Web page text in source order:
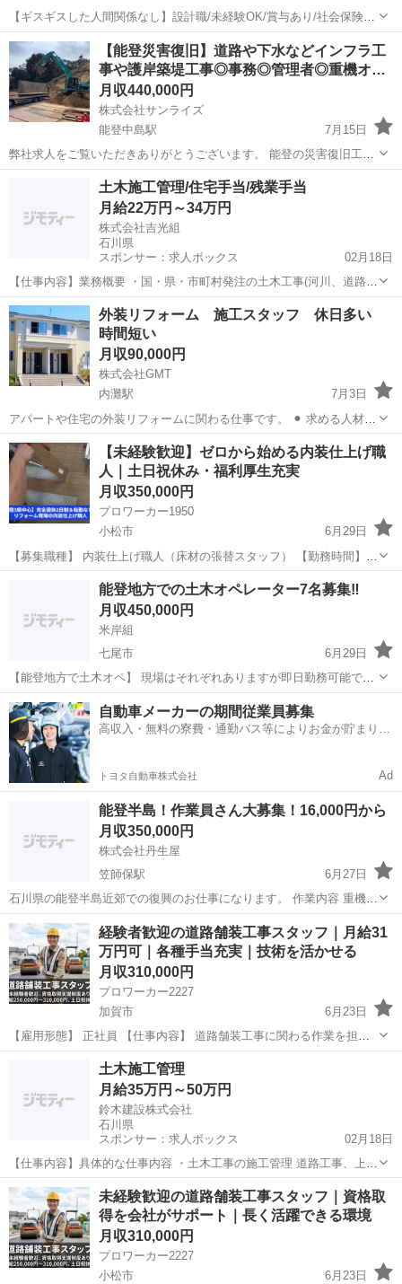
【ギスギスした人間関係なし】設計職/未経験OK/賞与あり/社会保険完
備/金沢市 【応募先企業名】株式会社サンコーすまいる 【雇用形態】
正社員 【職種】その他の建築・設備・土木・工事系 【応募資格】 ・
日本語ネイティブレベル...
石川 金沢市 その他 未経験
【能登災害復旧】道路や下水などインフラ工
事や護岸築堤工事◎事務◎管理者◎重機オ…
月収440,000円
株式会社サンライズ
能登中島駅
7月15日
弊社求人をご覧いただきありがとうございます。 能登の災害復旧工事
が多忙なため増員募集をします。 大型セルフトラックやダンプが好き
な方ぜひ仲間になって一緒に働きませんか。 土木工事、型枠、左官な
どさまざまな職種作業員を募集中で...
能登中島駅 その他
土木施工管理/住宅手当/残業手当
月給22万円～34万円
株式会社吉光組
石川県
スポンサー：求人ボックス
02月18日
【仕事内容】業務概要 ・国・県・市町村発注の土木工事(河川、道路、
橋りょう他)や災害復旧工事等の現場監督として、4大管理を行い、工
事がスムーズに進むように指揮系統を担当します。 具体的な仕事内容
・国・県・市町村発注の土木工事 └...
正社員
外装リフォーム 施工スタッフ 休日多い
時間短い
月収90,000円
株式会社GMT
内灘駅
7月3日
アパートや住宅の外装リフォームに関わる仕事です。 ​⚫︎ 求める人材
素直で明るい対応ができる方 常に学ぶ姿勢を持ち、自身の成長を前向
きに楽しめる方であれば、経験の有無は問いません。 未経験の方でも
安心してスタートできるよ...
石川 河北郡 内灘駅 その他
【未経験歓迎】ゼロから始める内装仕上げ職
人｜土日祝休み・福利厚生充実
月収350,000円
プロワーカー1950
小松市
6月29日
【募集職種】 内装仕上げ職人（床材の張替スタッフ） 【勤務時間】
8:00～17:00（実働7時間／休憩2時間） ※午前・午後で各30分、昼休
憩1時間 ※現場によっては15時や16時で終わることもあり、早く終
その他 未経験
能登地方での土木オペレーター7名募集‼️
月収450,000円
米岸組
七尾市
6月29日
【能登地方で土木オペ】 現場はそれぞれありますが即日勤務可能で
す。 宿舎あり。 単価18000〜20000（実力によって単価交渉可能） 前
借りなどの対応もしております。 緊急募集となりますので詳細につい
てはご連絡下さい！
石川 七尾市 その他
自動車メーカーの期間従業員募集
高収入・無料の寮費・通勤バス等によりお金が貯まりや
トヨタ自動車株式会社 Ad
能登半島！作業員さん大募集！16,000円から
月収350,000円
株式会社丹生屋
笠師保駅
6月27日
石川県の能登半島近郊での復興のお仕事になります。 作業内容 重機作
業等、土木作業一般 下請け業者様も大募集です。 重機オペ、4t車、資
格等あれば可 日当16,000円～ 寮あり(食事なし) 社会保険完備 未経...
石川 羽咋郡 笠師保駅 その他 未経験
経験者歓迎の道路舗装工事スタッフ｜月給31
万円可｜各種手当充実｜技術を活かせる
月収310,000円
プロワーカー2227
加賀市
6月23日
【雇用形態】 正社員 【仕事内容】 道路舗装工事に関わる作業を担当
していただきます。 主な業務内容 ・点字や防水などの安全な道路施工その他 未経験
土木施工管理
月給35万円～50万円
鈴木建設株式会社
石川県
スポンサー：求人ボックス
02月18日
【仕事内容】具体的な仕事内容 ・土木工事の施工管理 道路工事、上下
水道工事、河川工事、造成工事等の施工管理 エリア:石川県内 変更範
囲:会社が定める業務 【経験・資格】<必須資格> 1級土木施工管理技士
普通一種(AT限定) <歓...
正社員
未経験歓迎の道路舗装工事スタッフ｜資格取
得を会社がサポート｜長く活躍できる環境
月収310,000円
プロワーカー2227
小松市
6月23日